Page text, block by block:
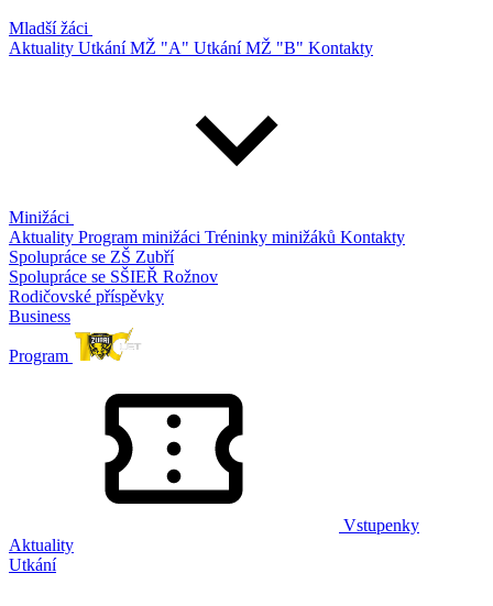
Mladší žáci
Aktuality Utkání MŽ "A" Utkání MŽ "B" Kontakty
Minižáci
Aktuality Program minižáci Tréninky minižáků Kontakty
Spolupráce se ZŠ Zubří
Spolupráce se SŠIEŘ Rožnov
Rodičovské příspěvky
Business
Program
Vstupenky
Aktuality
Utkání